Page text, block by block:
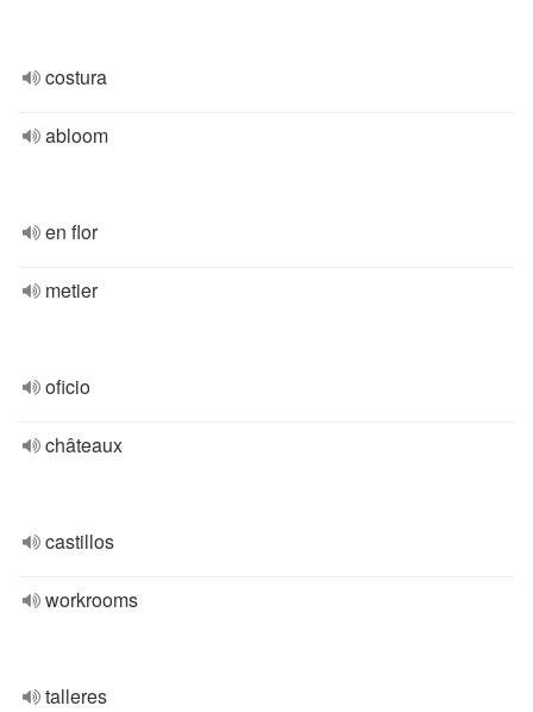
costura
abloom
en flor
metier
oficio
châteaux
castillos
workrooms
talleres